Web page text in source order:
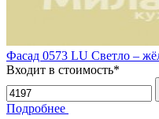
Фасад 0573 LU Светло –
Входит в стоимость*
Подробнее